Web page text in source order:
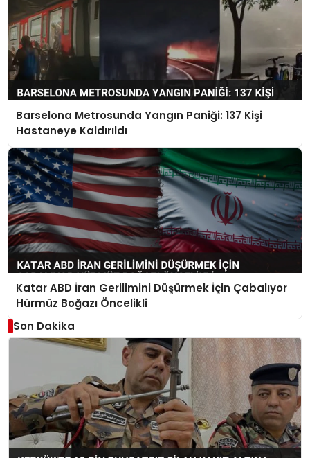
Barselona Metrosunda Yangın Paniği: 137 Kişi
Hastaneye Kaldırıldı
Katar ABD İran Gerilimini Düşürmek İçin Çabalıyor
Hürmüz Boğazı Öncelikli
Son Dakika